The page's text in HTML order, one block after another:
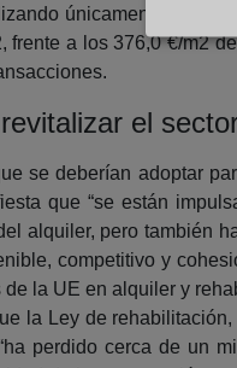
únicamente el
frente a los 376,0 €/m2
el
se deberían adoptar
que “se están
alquiler, pero también
competitivo y
la UE en alquiler y
la Ley de
perdido cerca de un